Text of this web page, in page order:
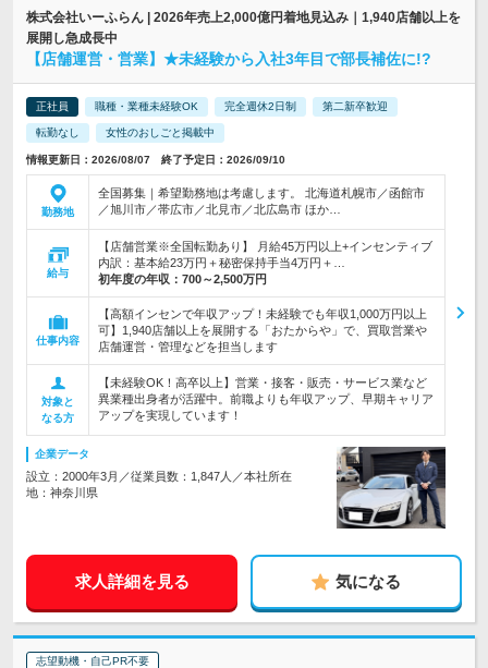
株式会社いーふらん | 2026年売上2,000億円着地見込み｜1,940店舗以上を
展開し急成長中
【店舗運営・営業】★未経験から入社3年目で部長補佐に!?
正社員 職種・業種未経験OK 完全週休2日制 第二新卒歓迎
転勤なし 女性のおしごと掲載中
情報更新日：2026/08/07 終了予定日：2026/09/10
勤務地
全国募集｜希望勤務地は考慮します。 北海道札幌市／函館市
／旭川市／帯広市／北見市／北広島市 ほか…
給与
【店舗営業※全国転勤あり】 月給45万円以上+インセンティブ
内訳：基本給23万円＋秘密保持手当4万円＋…
初年度の年収： 700～2,500万円
仕事内容
【高額インセンで年収アップ！未経験でも年収1,000万円以上
可】1,940店舗以上を展開する「おたからや」で、買取営業や
店舗運営・管理などを担当します
対象と
なる方
【未経験OK！高卒以上】営業・接客・販売・サービス業など
異業種出身者が活躍中。前職よりも年収アップ、早期キャリア
アップを実現しています！
企業データ
設立：2000年3月／従業員数：1,847人／本社所在
地：神奈川県
求人詳細を見る 気になる
志望動機・自己PR不要